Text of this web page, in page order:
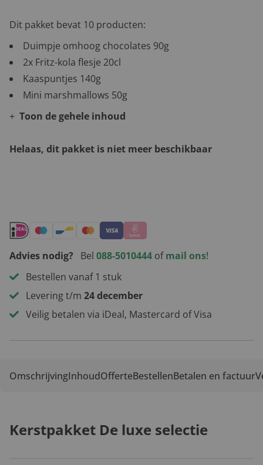
Dit pakket bevat 10 producten:
Duimpje omhoog chocolates 90g
2x Fritz-kola flesje 20cl
Kaaspuntjes 140g
Mini marshmallows 50g
Toon de gehele inhoud
Helaas, dit pakket is niet meer beschikbaar
Advies nodig? Bel 088-5010444 ofmail ons!
Bestellen vanaf 1 stuk
Levering t/m 24 december
Veilig betalen via iDeal, Mastercard of Visa
OmschrijvingInhoudOfferteBestellenBetalen en factuur
Kerstpakket De luxe selectie